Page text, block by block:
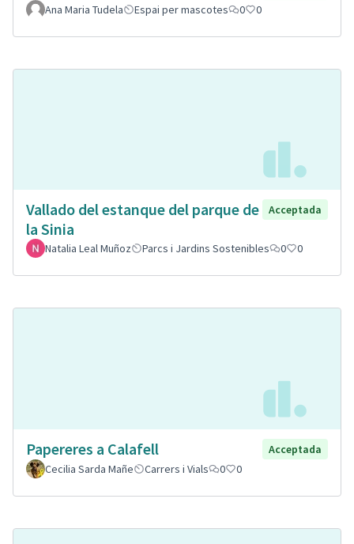
Ana Maria Tudela
Espai per mascotes 0 0
Vallado del estanque del parque de
la Sinia
Acceptada
Natalia Leal Muñoz Parcs i Jardins Sostenibles 0 0
Papereres a Calafell
Acceptada
Cecilia Sarda Mañe
Carrers i Vials 0 0